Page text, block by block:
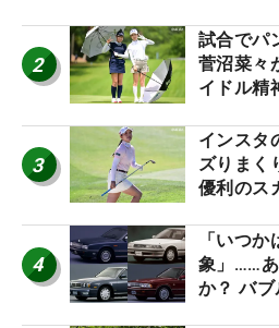
2
試合でパ
菅沼菜々
イドル精
3
インスタ
ズりまく
優利のス
4
「いつ
象」……あ
か？ バブ